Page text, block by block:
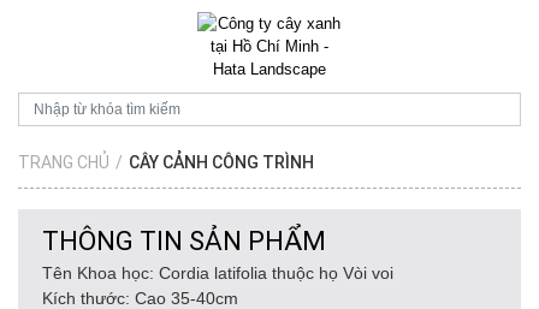
TRANG CHỦ / CÂY CẢNH CÔNG TRÌNH
THÔNG TIN SẢN PHẨM
Tên Khoa học: Cordia latifolia thuộc họ Vòi voi
Kích thước: Cao 35-40cm